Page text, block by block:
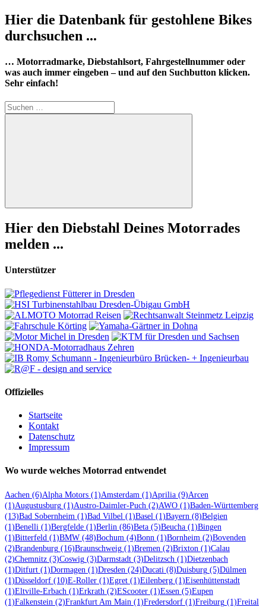
Hier die Datenbank für gestohlene Bikes
durchsuchen ...
… Motorradmarke, Diebstahlsort, Fahrgestellnummer oder
was auch immer eingeben – und auf den Suchbutton klicken.
Sehr einfach!
Suchen
nach:
Suchen
Hier den Diebstahl Deines Motorrades
melden ...
Unterstützer
Offizielles
Startseite
Kontakt
Datenschutz
Impressum
Wo wurde welches Motorrad entwendet
Aachen (6)Alpha Motors (1)Amsterdam (1)Aprilia (9)Arcen
(1)Augustusburg (1)Austro-Daimler-Puch (2)AWO (1)Baden-Württemberg
(13)Bad Sobernheim (1)Bad Vilbel (1)Basel (1)Bayern (8)Belgien
(1)Benelli (1)Bergfelde (1)Berlin (86)Beta (5)Beucha (1)Bingen
(1)Bitterfeld (1)BMW (48)Bochum (4)Bonn (1)Bornheim (2)Bovenden
(2)Brandenburg (16)Braunschweig (1)Bremen (2)Brixton (1)Calau
(2)Chemnitz (3)Coswig (3)Darmstadt (3)Delitzsch (1)Dietzenbach
(1)Ditfurt (1)Dormagen (1)Dresden (24)Ducati (8)Duisburg (5)Dülmen
(1)Düsseldorf (10)E-Roller (1)Egret (1)Eilenberg (1)Eisenhüttenstadt
(1)Eltville-Erbach (1)Erkrath (2)EScooter (1)Essen (5)Eupen
(1)Falkenstein (2)Frankfurt Am Main (1)Fredersdorf (1)Freiburg (1)Freital